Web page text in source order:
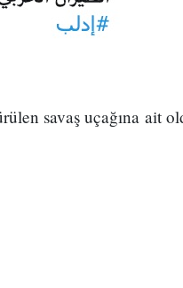
savaş uçağına ait